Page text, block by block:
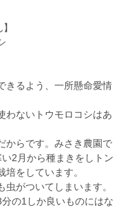
きるよう、一所懸命愛情
ないトウモロコシはあ
からです。みさき農園で
2月から種まきをしトン
をしています。
がついてしまいます。
の1しか良いものにはな